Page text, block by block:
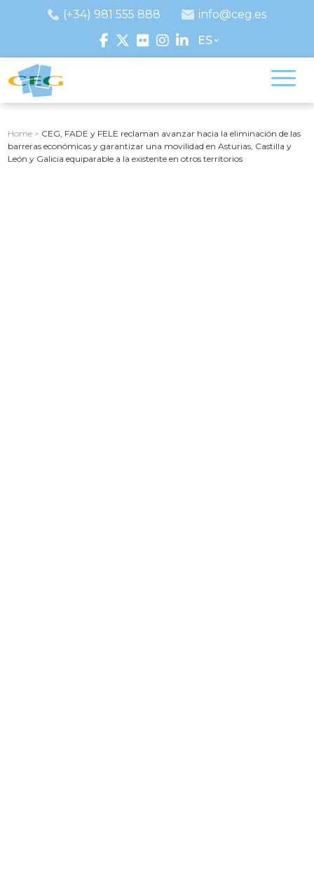
(+34) 981 555 888
info@ceg.es
ES
Home > CEG, FADE y FELE reclaman avanzar hacia la eliminación de las
barreras económicas y garantizar una movilidad en Asturias, Castilla y
León y Galicia equiparable a la existente en otros territorios